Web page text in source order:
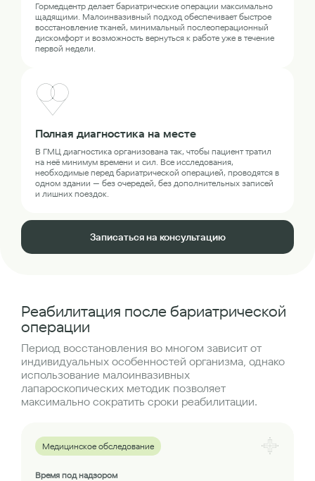
Гормедцентр делает бариатрические операции максимально
щадящими. Малоинвазивный подход обеспечивает быстрое
восстановление тканей, минимальный послеоперационный
дискомфорт и возможность вернуться к работе уже в течение
первой недели.
Полная диагностика на месте
В ГМЦ диагностика организована так, чтобы пациент тратил
на неё минимум времени и сил. Все исследования,
необходимые перед бариатрической операцией, проводятся в
одном здании — без очередей, без дополнительных записей
и лишних поездок.
Записаться на консультацию
Реабилитация после бариатрической
операции
Период восстановления во многом зависит от
индивидуальных особенностей организма, однако
использование малоинвазивных
лапароскопических методик позволяет
максимально сократить сроки реабилитации.
Медицинское обследование
Время под надзором